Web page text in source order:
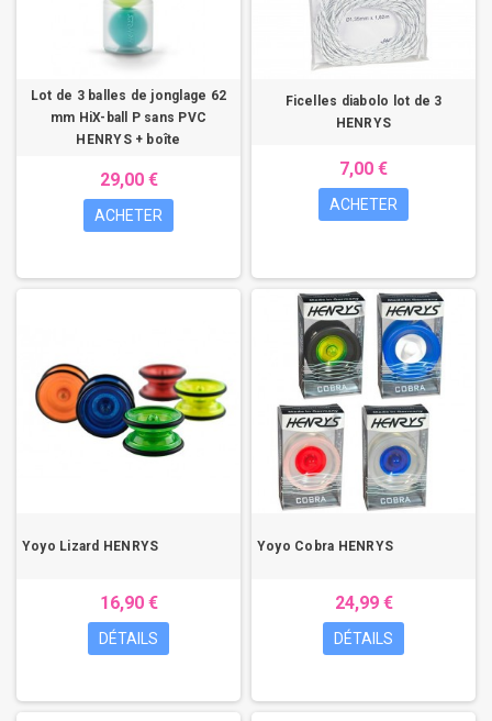
Lot de 3 balles de jonglage 62
mm HiX-ball P sans PVC
HENRYS + boîte
29,00 €
ACHETER
Ficelles diabolo lot de 3
HENRYS
7,00 €
ACHETER
Yoyo Lizard HENRYS
16,90 €
DÉTAILS
Yoyo Cobra HENRYS
24,99 €
DÉTAILS